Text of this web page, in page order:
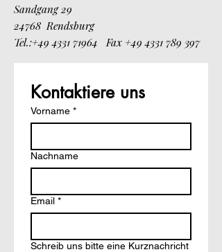
Sandgang 29
24768 Rendsburg
Tel.:+49 4331 71964 Fax +49 4331 789 397
Kontaktiere uns
Vorname *
Nachname
Email *
Schreib uns bitte eine Kurznachricht